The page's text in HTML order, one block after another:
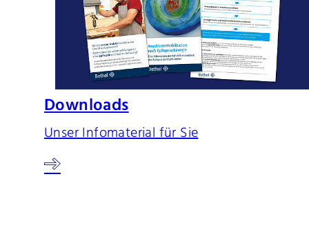
Downloads
Unser Infomaterial für Sie